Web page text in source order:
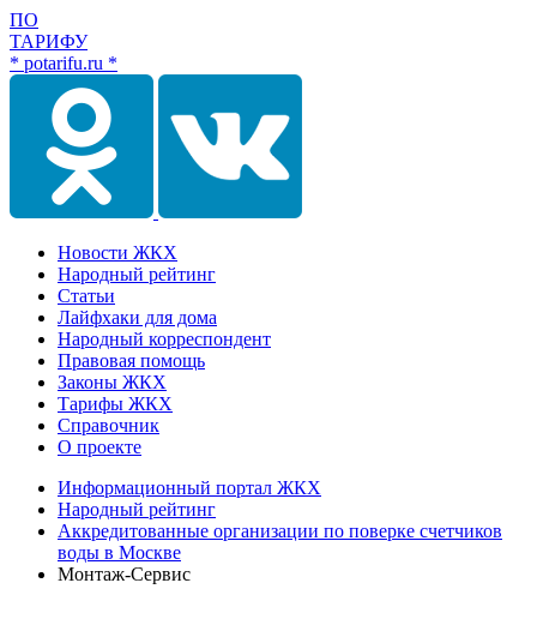
ПО
ТАРИФУ
* potarifu.ru *
Новости ЖКХ
Народный рейтинг
Статьи
Лайфхаки для дома
Народный корреспондент
Правовая помощь
Законы ЖКХ
Тарифы ЖКХ
Справочник
О проекте
Информационный портал ЖКХ
Народный рейтинг
Аккредитованные организации по поверке счетчиков
воды в Москве
Монтаж-Сервис